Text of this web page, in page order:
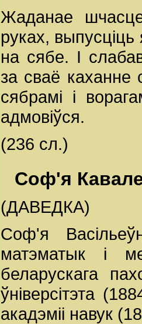
Жаданае
руках, выпусціць
на сябе. I
за сваё каханне
сябрамі і
адмовіўся.
(236 сл.)
Соф'я
(ДАВЕДКА)
Соф'я
матэматык і
беларускага
ўніверсітэта
акадэміі навук